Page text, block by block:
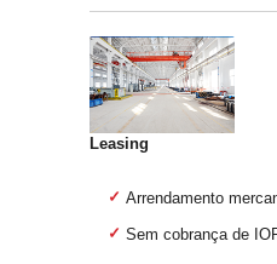
Leasing
Arrendamento
Sem cobrança de